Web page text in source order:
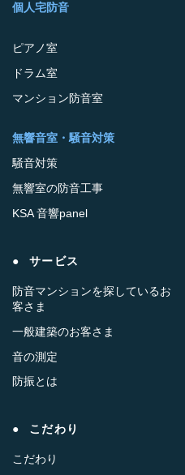
個人宅防音
ピアノ室
ドラム室
マンション防音室
無響音室・騒音対策
騒音対策
無響室の防音工事
KSA 音響panel
サービス
防音マンションを探しているお
客さま
一般建築のお客さま
音の測定
防振とは
こだわり
こだわり